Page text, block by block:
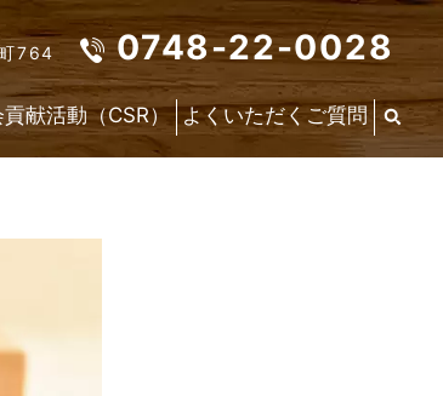
764 0748-22-0028
献活動（CSR） よくいただくご質問